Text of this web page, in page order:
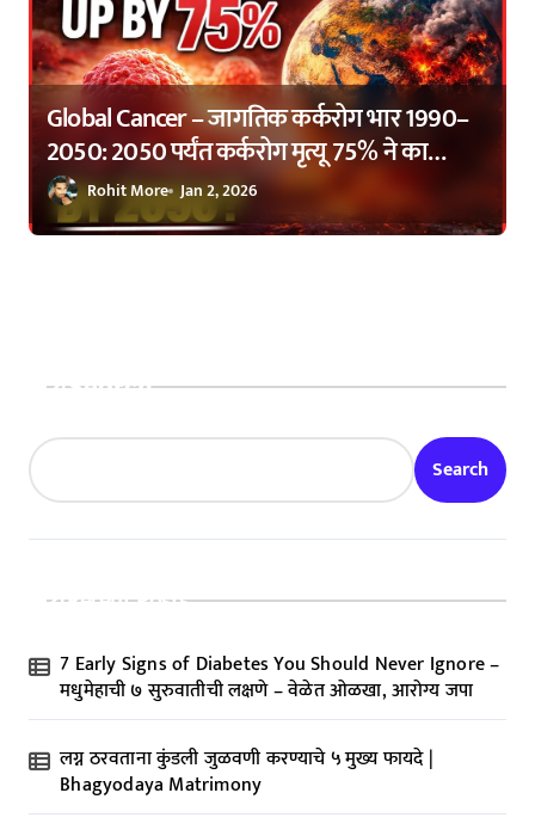
Global Cancer – जागतिक कर्करोग भार 1990–
2050: 2050 पर्यंत कर्करोग मृत्यू 75% ने का
वाढणार? | Global Cancer Burden 1990–
2050: Why Cancer Deaths Are Expected to
Rohit More Jan 2, 2026
Search
Search
Recent Posts
7 Early Signs of Diabetes You Should Never Ignore –
मधुमेहाची ७ सुरुवातीची लक्षणे – वेळेत ओळखा, आरोग्य जपा
लग्न ठरवताना कुंडली जुळवणी करण्याचे ५ मुख्य फायदे |
Bhagyodaya Matrimony